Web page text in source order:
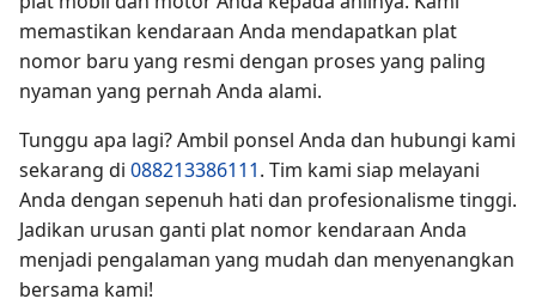
memastikan kendaraan Anda mendapatkan plat
nomor baru yang resmi dengan proses yang paling
nyaman yang pernah Anda alami.
Tunggu apa lagi? Ambil ponsel Anda dan hubungi kami
sekarang di 088213386111. Tim kami siap melayani
Anda dengan sepenuh hati dan profesionalisme tinggi.
Jadikan urusan ganti plat nomor kendaraan Anda
menjadi pengalaman yang mudah dan menyenangkan
bersama kami!